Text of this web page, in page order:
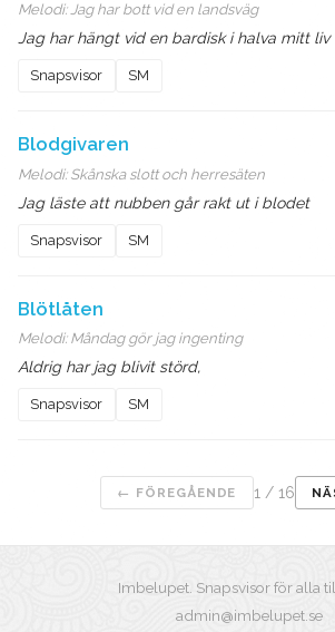
Melodi:Jag har bott vid en landsväg
Jag har hängt vid en bardisk i halva mitt liv
Snapsvisor SM
Blodgivaren
Melodi: Skånska slott och herresäten
Jag läste att nubben går rakt ut i blodet
Snapsvisor SM
Blötlåten
Melodi: Måndag gör jag ingenting
Aldrig har jag blivit störd,
Snapsvisor SM
← FÖREGÅENDE 1 / 16
Imbelupet. Snapsvisor för alla
admin@imbelupet.se